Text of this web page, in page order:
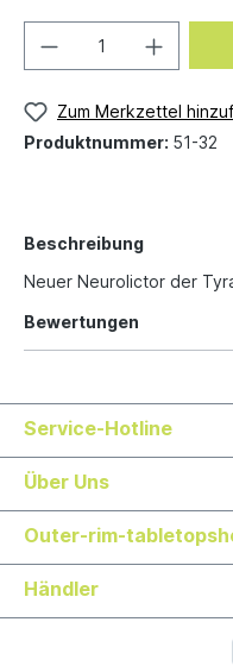
Zum Merkzettel
Produktnummer: 51-32
Beschreibung
Neuer Neurolictor der
Bewertungen
Service-Hotline
Über Uns
Outer-rim-
Händler